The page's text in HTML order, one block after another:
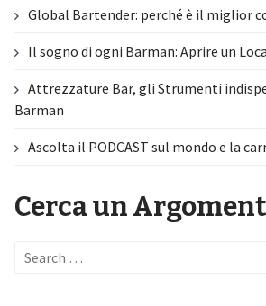
Global Bartender: perché è il miglior
Il sogno di ogni Barman: Aprire un
Attrezzature Bar, gli Strumenti
Barman
Ascolta il PODCAST sul mondo e la
Cerca un
Search